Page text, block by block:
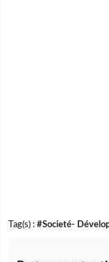
Tag(s) : #Societé-